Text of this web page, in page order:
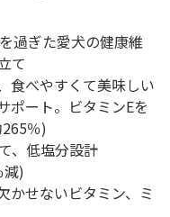
過ぎた愛犬の健康維
て
食べやすくて美味しい
ポート。ビタミンEを
％)
、低塩分設計
減)
かせないビタミン、ミ